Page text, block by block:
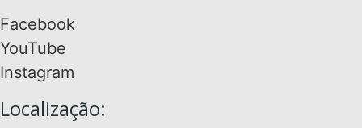
Facebook
YouTube
Instagram
Localização: